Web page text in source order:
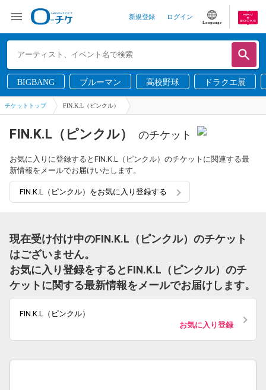
新規登録 ログイン
Language
BIGBANG ブルーマン 高校野球 ドラクエ展
チケットトップ FIN.K.L（ピンクル）
FIN.K.L（ピンクル） のチケット
お気に入りに登録するとFIN.K.L（ピンクル）のチケットに関連する最
新情報をメールでお届けいたします。
FIN.K.L（ピンクル）をお気に入り登録する
現在受け付け中のFIN.K.L（ピンクル）のチケット
はございません。
お気に入り登録をするとFIN.K.L（ピンクル）のチ
ケットに関する最新情報をメールでお届けします。
FIN.K.L（ピンクル）
お気に入り登録